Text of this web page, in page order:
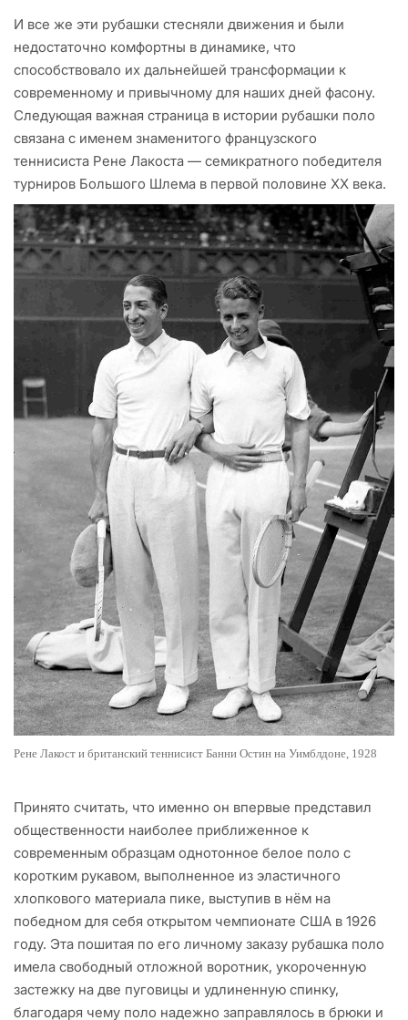
И все же эти рубашки стесняли движения и были
недостаточно комфортны в динамике, что
способствовало их дальнейшей трансформации к
современному и привычному для наших дней фасону.
Следующая важная страница в истории рубашки поло
связана с именем знаменитого французского
теннисиста Рене Лакоста — семикратного победителя
турниров Большого Шлема в первой половине XX века.
Рене Лакост и британский теннисист Банни Остин на Уимблдоне, 1928
Принято считать, что именно он впервые представил
общественности наиболее приближенное к
современным образцам однотонное белое поло с
коротким рукавом, выполненное из эластичного
хлопкового материала пике, выступив в нём на
победном для себя открытом чемпионате США в 1926
году. Эта пошитая по его личному заказу рубашка поло
имела свободный отложной воротник, укороченную
застежку на две пуговицы и удлиненную спинку,
благодаря чему поло надежно заправлялось в брюки и